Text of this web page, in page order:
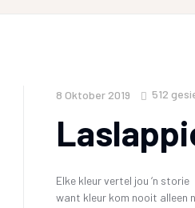
8 Oktober 2019 512
Elke kleur vertel jou ‘n storie
want kleur kom nooit alleen